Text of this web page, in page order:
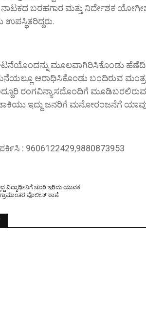
ನಾಟಕದ ಬರಹಗಾರ ಮತ್ತು ನಿರ್ದೇಶಕ
ಮೂಲವಾಗಿರಿಸಿಕೊಂಡು
ಆರಾಧಿಸಿಕೊಂಡು ಬಂದಿರುವ
ರಂಗವಿನ್ಯಾಸದೊಂದಿಗೆ
ಇದ್ದು ಜನರಿಗೆ ಮನೋರಂಜನೆಗೆ
: 9606122429,9880873953
ವಿದ್ಯಾರ್ಥಿನಿಗೆ ಚೂರಿ ಇರಿದು ಯುವಕ
ಪೊಲೀಸ್ ಠಾಣೆ